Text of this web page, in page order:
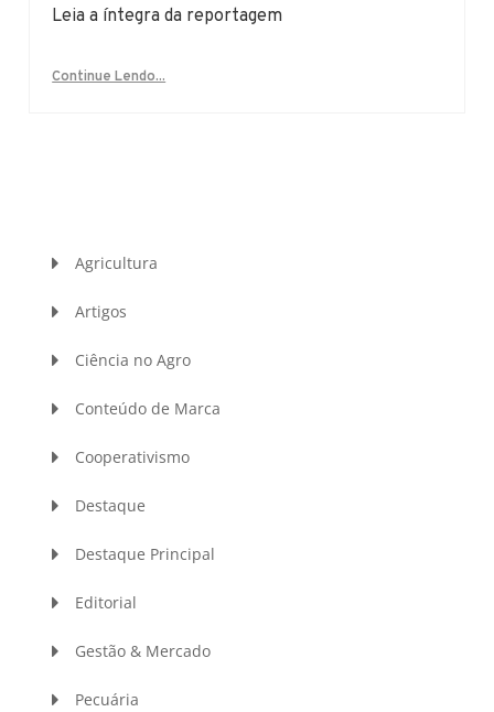
Leia a íntegra da reportagem
Continue Lendo...
Agricultura
Artigos
Ciência no Agro
Conteúdo de Marca
Cooperativismo
Destaque
Destaque Principal
Editorial
Gestão & Mercado
Pecuária